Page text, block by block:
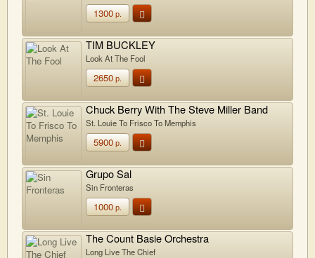
1300р.
TIM BUCKLEY
Look At The Fool
2650р.
Chuck Berry With The Steve Miller Band
St. Louie To Frisco To Memphis
5900р.
Grupo Sal
Sin Fronteras
1000р.
The Count Basie Orchestra
Long Live The Chief